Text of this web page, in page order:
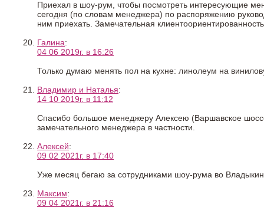
Приехал в шоу-рум, чтобы посмотреть интересующие
сегодня (по словам менеджера) по распоряжению
ним приехать. Замечательная
Галина:
04 06 2019г. в 16:26
Только думаю менять пол на кухне: линолеум на
Владимир и Наталья:
14 10 2019г. в 11:12
Спасибо большое менеджеру Алексею (Варшавское
замечательного менеджера в частности.
Алексей:
09 02 2021г. в 17:40
Уже месяц бегаю за сотрудниками шоу-рума во
Максим:
09 04 2021г. в 21:16